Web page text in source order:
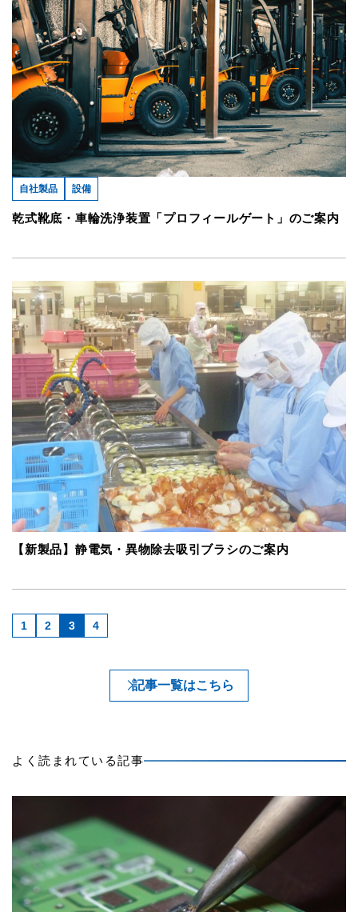
自社製品 設備
乾式靴底・車輪洗浄装置「プロフィールゲート」のご案内
【新製品】静電気・異物除去吸引ブラシのご案内
1 2 3 4
記事一覧はこちら
よく読まれている記事